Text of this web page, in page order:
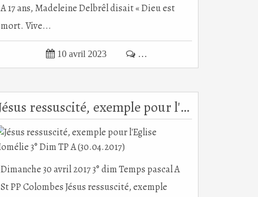
A 17 ans, Madeleine Delbrêl disait « Dieu est
mort. Vive...
 10 avril 2023  …
Jésus ressuscité, exemple pour l'Eglise Homélie 3° Dim TP A (30.04.2017)
Dimanche 30 avril 2017 3° dim Temps pascal A
St PP Colombes Jésus ressuscité, exemple